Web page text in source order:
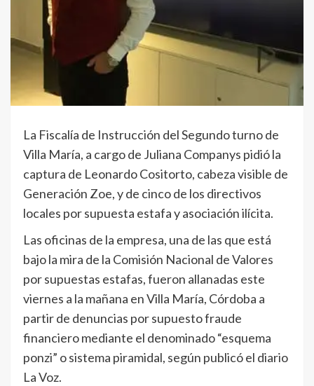
La Fiscalía de Instrucción del Segundo turno de
Villa María, a cargo de Juliana Companys pidió la
captura de Leonardo Cositorto, cabeza visible de
Generación Zoe, y de cinco de los directivos
locales por supuesta estafa y asociación ilícita.
Las oficinas de la empresa, una de las que está
bajo la mira de la Comisión Nacional de Valores
por supuestas estafas, fueron allanadas este
viernes a la mañana en Villa María, Córdoba a
partir de denuncias por supuesto fraude
financiero mediante el denominado “esquema
ponzi” o sistema piramidal, según publicó el diario
La Voz.